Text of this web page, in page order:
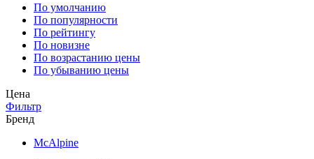
По умолчанию
По популярности
По рейтингу
По новизне
По возрастанию цены
По убыванию цены
Цена
Фильтр
Бренд
McAlpine